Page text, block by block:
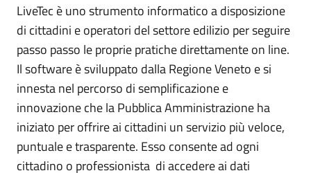
LiveTec è uno strumento informatico a disposizione
di cittadini e operatori del settore edilizio per seguire
passo passo le proprie pratiche direttamente on line.
Il software è sviluppato dalla Regione Veneto e si
innesta nel percorso di semplificazione e
innovazione che la Pubblica Amministrazione ha
iniziato per offrire ai cittadini un servizio più veloce,
puntuale e trasparente. Esso consente ad ogni
cittadino o professionista di accedere ai dati